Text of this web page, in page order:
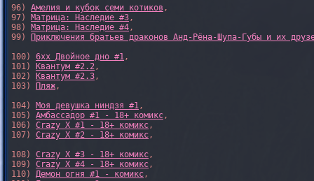
96) Амелия и кубок семи котиков ,
97) Матрица: Наследие #3,
98) Матрица: Наследие #4,
99)
Приключения братьев драконов Анд-Рёна-Шупа-Губы и их
100) 6xx Двойное дно #1,
101)
Квантум #2.2,
102)
Квантум #2.3,
103)
Пляж,
104) Моя девушка ниндзя #1,
105) Амбассадор #1 - 18+ комикс,
106) Crazy X #1 - 18+ комикс,
107) Crazy X #2 - 18+ комикс,
108) Crazy X #3 - 18+ комикс,
109) Crazy X #4 - 18+ комикс,
110) Демон огня #1 - комикс,